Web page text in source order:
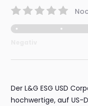
Der L&G ESG USD
hochwertige, auf US-